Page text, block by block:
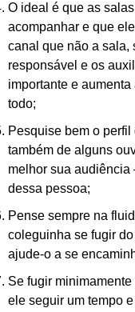
O ideal é que as
acompanhar e que
canal que não a sala,
responsável e os
importante e
todo;
Pesquise bem o
também de alguns
melhor sua audiência
dessa pessoa;
Pense sempre na
coleguinha se fugir
ajude-o a se
Se fugir
ele seguir um tempo